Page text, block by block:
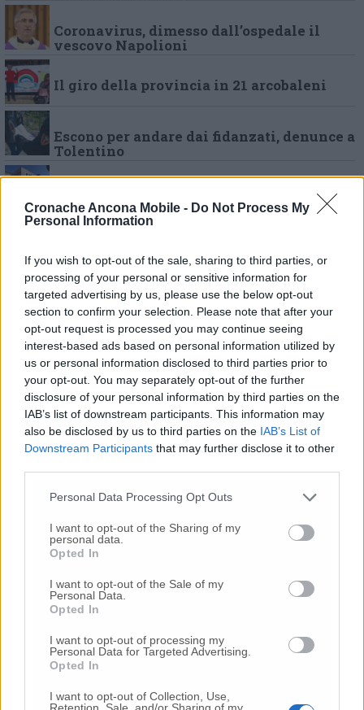
Cronache Ancona Mobile - Do Not Process My
Personal Information
If you wish to opt-out of the sale, sharing to third parties, or
processing of your personal or sensitive information for
targeted advertising by us, please use the below opt-out
section to confirm your selection. Please note that after your
opt-out request is processed you may continue seeing
interest-based ads based on personal information utilized by
us or personal information disclosed to third parties prior to
your opt-out. You may separately opt-out of the further
disclosure of your personal information by third parties on the
IAB’s list of downstream participants. This information may
also be disclosed by us to third parties on the IAB’s List of
Downstream Participants that may further disclose it to other
Personal Data Processing Opt Outs
I want to opt-out of the Sharing of my
personal data.
Opted In
I want to opt-out of the Sale of my
Personal Data.
Opted In
I want to opt-out of processing my
Personal Data for Targeted Advertising.
Opted In
I want to opt-out of Collection, Use,
Retention, Sale, and/or Sharing of my
Coronavirus, dimesso dall’ospedale il
vescovo Napolioni
Il giro della provincia in 21 arcobaleni
Escono per andare dai fidanzati, denunce a
Tolentino
Covid-19, altri 12 morti nelle Marche: due
erano ricoverati a Camerino
«Procura allarmi infondati» Ma la
maggioranza fa quadrato
Camerino, servizi sanitari riorganizzati
Pronto soccorso resta operativo
«Controllo di quarantene e casi positivi»,
Tartabini chiede chiarezza
Al bar per una birra, a lavare l’auto o a
comprare un francobollo da collezione
Decreto Resto a casa: raffica di violazioni
“Macerata vicina”, due numeri attivi per
anziani e persone sole
Partita a tennis da una finestra all’altra
(Video)
«Bar della Rotonda, prorogare la scadenza»
Confartigianato illustra il decreto «Ecco il
calendario dei versamenti»